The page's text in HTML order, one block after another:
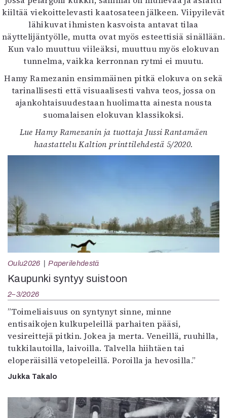
kiiltää viekoittelevasti kaatosateen jälkeen. Viipyilevät
lähikuvat ihmisten kasvoista antavat tilaa
näyttelijäntyölle, mutta ovat myös esteettisiä sinällään.
Kun valo muuttuu viileäksi, muuttuu myös elokuvan
tunnelma, vaikka kerronnan rytmi ei muutu.
Hamy Ramezanin ensimmäinen pitkä elokuva on sekä
tarinallisesti että visuaalisesti vahva teos, jossa on
ajankohtaisuudestaan huolimatta ainesta nousta
suomalaisen elokuvan klassikoksi.
Lue Hamy Ramezanin ja tuottaja Jussi Rantamäen
haastattelu Kaltion printtilehdestä 5/2020.
Oulu2026 Paperilehdestä
Kaupunki syntyy suistoon
2–3/2026
”Toimeliaisuus on syntynyt sinne, minne
entisaikojen kulkupeleillä parhaiten pääsi,
vesireittejä pitkin. Jokea ja merta. Veneillä, ruuhilla,
tukkilautoilla, laivoilla. Talvella hiihtäen tai
eloperäisillä vetopeleillä. Poroilla ja hevosilla.”
Jukka Takalo